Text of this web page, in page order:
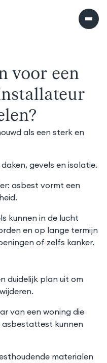
als een sterk en
gevels en isolatie.
asbest vormt een
kunnen in de lucht
en op lange termijn
of zelfs kanker.
duidelijk plan uit om
van een woning die
asbestattest kunnen
materialen
voor een